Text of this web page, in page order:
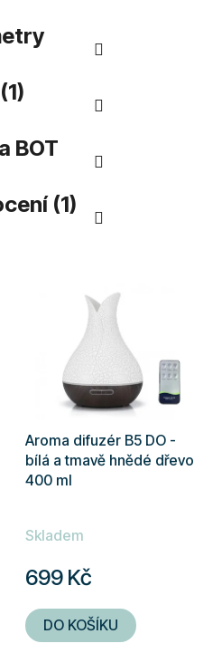
BOT
(1)
Aroma difuzér B5 DO -
bílá a tmavě hnědé dřevo
400 ml
Skladem
699 Kč
DO KOŠÍKU